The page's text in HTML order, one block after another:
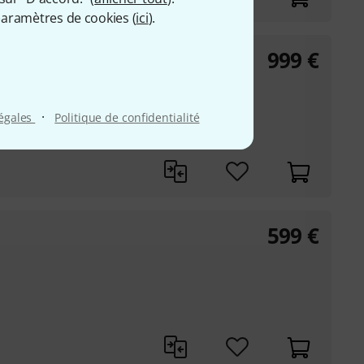
de cookies (ici).
· Politique de confidentialité
999 €
599 €